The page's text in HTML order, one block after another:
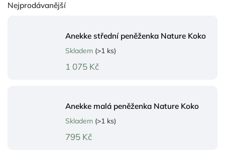
Nejprodávanější
Anekke střední peněženka Nature Koko
Skladem (>1 ks)
1 075 Kč
Anekke malá peněženka Nature Koko
Skladem (>1 ks)
795 Kč